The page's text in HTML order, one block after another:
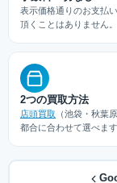
表示価格通りのお支払
頂くことはありません。
2つの買取方法
店頭買取 （池袋・秋葉
都合に合わせて選べます